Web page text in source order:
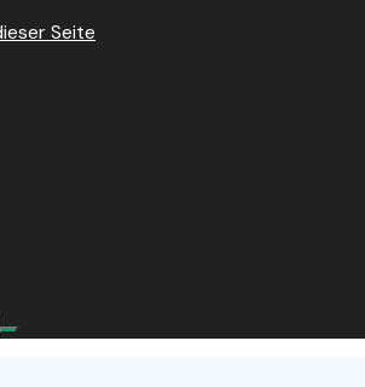
Seite